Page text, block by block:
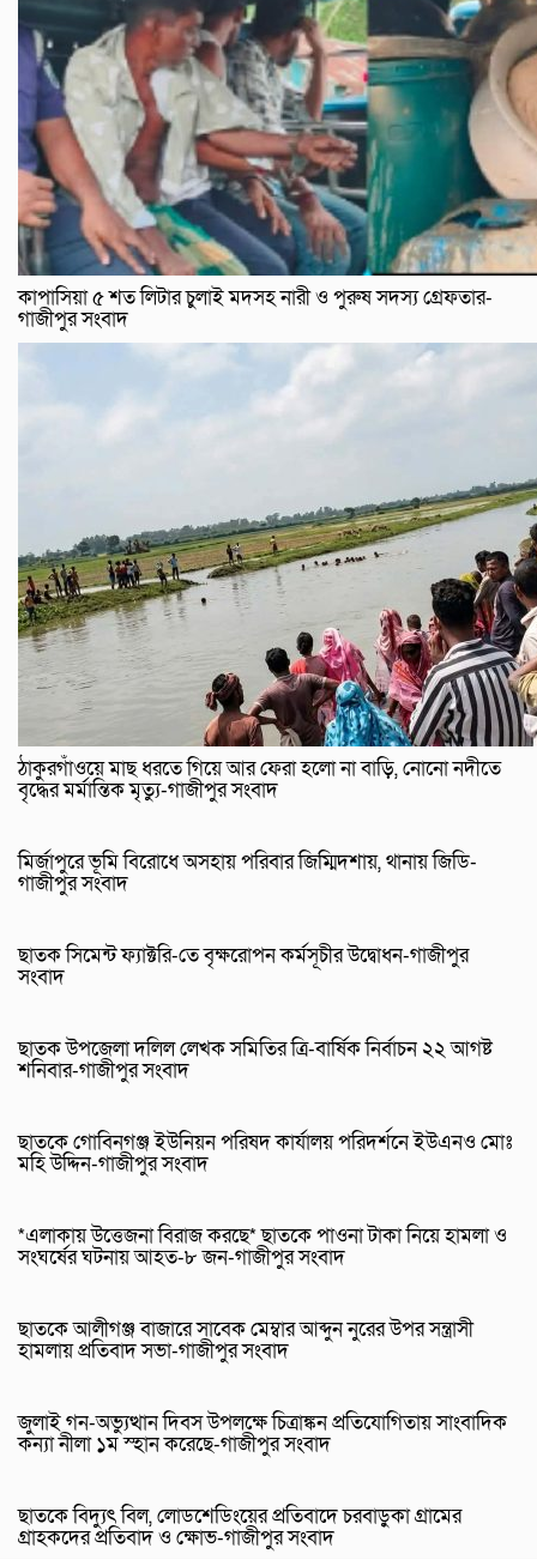
কাপাসিয়া ৫ শত লিটার চুলাই মদসহ নারী ও পুরুষ সদস্য গ্রেফতার-
গাজীপুর সংবাদ
ঠাকুরগাঁওয়ে মাছ ধরতে গিয়ে আর ফেরা হলো না বাড়ি, নোনো নদীতে
বৃদ্ধের মর্মান্তিক মৃত্যু-গাজীপুর সংবাদ
মির্জাপুরে ভূমি বিরোধে অসহায় পরিবার জিম্মিদশায়, থানায় জিডি-
গাজীপুর সংবাদ
ছাতক সিমেন্ট ফ্যাক্টরি-তে বৃক্ষরোপন কর্মসূচীর উদ্বোধন-গাজীপুর
সংবাদ
ছাতক উপজেলা দলিল লেখক সমিতির ত্রি-বার্ষিক নির্বাচন ২২ আগষ্ট
শনিবার-গাজীপুর সংবাদ
ছাতকে গোবিনগঞ্জ ইউনিয়ন পরিষদ কার্যালয় পরিদর্শনে ইউএনও মোঃ
মহি উদ্দিন-গাজীপুর সংবাদ
*এলাকায় উত্তেজনা বিরাজ করছে* ছাতকে পাওনা টাকা নিয়ে হামলা ও
সংঘর্ষের ঘটনায় আহত-৮ জন-গাজীপুর সংবাদ
ছাতকে আলীগঞ্জ বাজারে সাবেক মেম্বার আব্দুন নুরের উপর সন্ত্রাসী
হামলায় প্রতিবাদ সভা-গাজীপুর সংবাদ
জুলাই গন-অভ্যুত্থান দিবস উপলক্ষে চিত্রাঙ্কন প্রতিযোগিতায় সাংবাদিক
কন্যা নীলা ১ম স্হান করেছে-গাজীপুর সংবাদ
ছাতকে বিদ্যুৎ বিল, লোডশেডিংয়ের প্রতিবাদে চরবাড়ুকা গ্রামের
গ্রাহকদের প্রতিবাদ ও ক্ষোভ-গাজীপুর সংবাদ